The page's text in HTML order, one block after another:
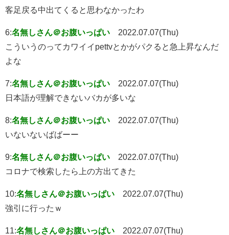
客足戻る中出てくると思わなかったわ
6:名無しさん＠お腹いっぱい
2022.07.07(Thu)
こういうのってカワイイpettvとかがパクると急上昇なんだ
よな
7:名無しさん＠お腹いっぱい
2022.07.07(Thu)
日本語が理解できないバカが多いな
8:名無しさん＠お腹いっぱい
2022.07.07(Thu)
いないないばばーー
9:名無しさん＠お腹いっぱい
2022.07.07(Thu)
コロナで検索したら上の方出てきた
10:名無しさん＠お腹いっぱい
2022.07.07(Thu)
強引に行ったｗ
11:名無しさん＠お腹いっぱい
2022.07.07(Thu)